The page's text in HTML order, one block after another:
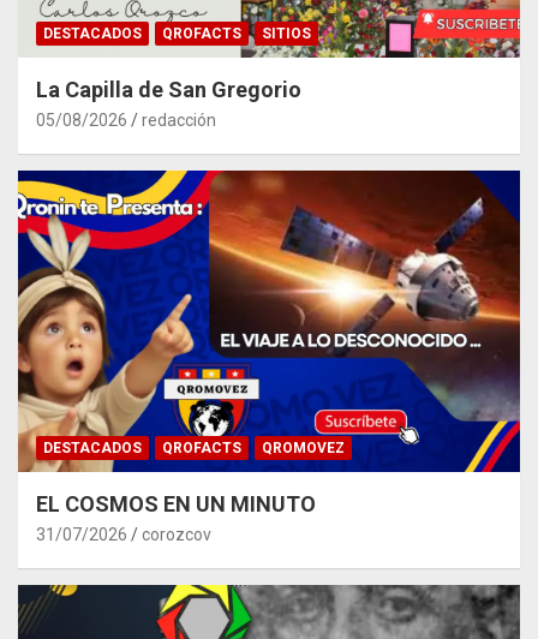
DESTACADOS QROFACTS SITIOS
La Capilla de San Gregorio
05/08/2026 redacción
DESTACADOS QROFACTS QROMOVEZ
EL COSMOS EN UN MINUTO
31/07/2026 corozcov